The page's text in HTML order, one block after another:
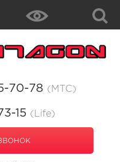
70-78 (МТС)
15 (Life)